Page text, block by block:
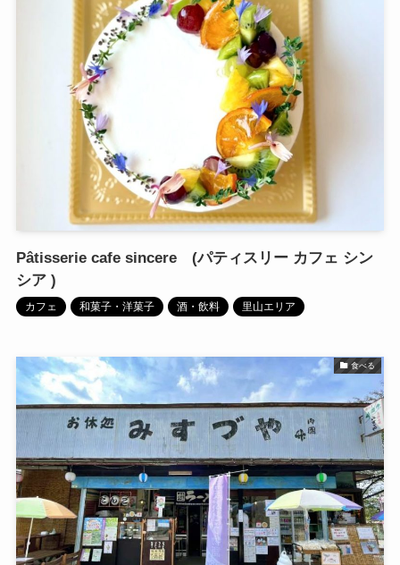
Pâtisserie cafe sincere (パティスリー カフェ シン
シア )
カフェ 和菓子・洋菓子 酒・飲料 里山エリア
食べる